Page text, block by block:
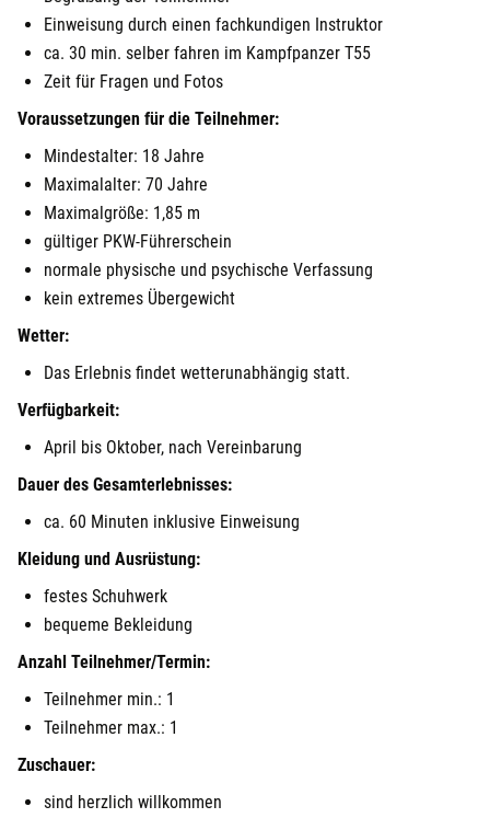
Einweisung durch einen fachkundigen Instruktor
ca. 30 min. selber fahren im Kampfpanzer T55
Zeit für Fragen und Fotos
Voraussetzungen für die Teilnehmer:
Mindestalter: 18 Jahre
Maximalalter: 70 Jahre
Maximalgröße: 1,85 m
gültiger PKW-Führerschein
normale physische und psychische Verfassung
kein extremes Übergewicht
Wetter:
Das Erlebnis findet wetterunabhängig statt.
Verfügbarkeit:
April bis Oktober, nach Vereinbarung
Dauer des Gesamterlebnisses:
ca. 60 Minuten inklusive Einweisung
Kleidung und Ausrüstung:
festes Schuhwerk
bequeme Bekleidung
Anzahl Teilnehmer/Termin:
Teilnehmer min.: 1
Teilnehmer max.: 1
Zuschauer:
sind herzlich willkommen